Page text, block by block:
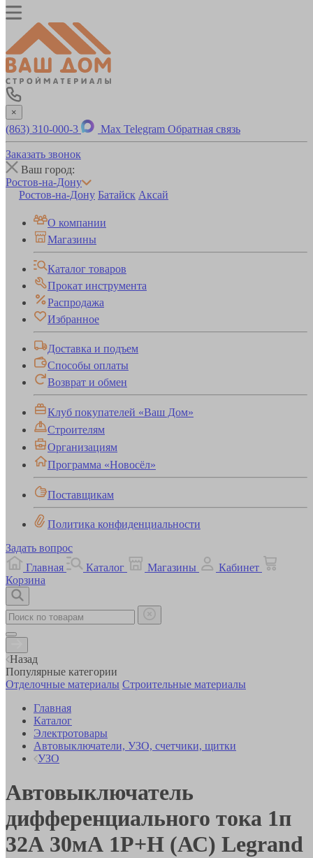
×
(863) 310-000-3 Max Telegram Обратная связь
Заказать звонок
Ваш город:
Ростов-на-Дону
Ростов-на-Дону Батайск Аксай
О компании
Магазины
Каталог товаров
Прокат инструмента
Распродажа
Избранное
Доставка и подъем
Способы оплаты
Возврат и обмен
Клуб покупателей «Ваш Дом»
Строителям
Организациям
Программа «Новосёл»
Поставщикам
Политика конфиденциальности
Задать вопрос
Главная
Каталог Магазины
Кабинет
Корзина
Назад
Популярные категории
Отделочные материалы Строительные материалы
Главная
Каталог
Электротовары
Автовыключатели, УЗО, счетчики, щитки
УЗО
Автовыключатель
дифференциального тока 1п
32А 30мА 1P+Н (АС) Legrand